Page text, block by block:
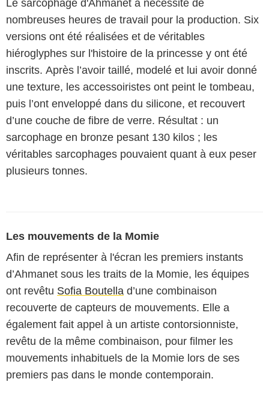
Le sarcophage d'Ahmanet a nécessité de
nombreuses heures de travail pour la production. Six
versions ont été réalisées et de véritables
hiéroglyphes sur l'histoire de la princesse y ont été
inscrits. Après l’avoir taillé, modelé et lui avoir donné
une texture, les accessoiristes ont peint le tombeau,
puis l’ont enveloppé dans du silicone, et recouvert
d’une couche de fibre de verre. Résultat : un
sarcophage en bronze pesant 130 kilos ; les
véritables sarcophages pouvaient quant à eux peser
plusieurs tonnes.
Les mouvements de la Momie
Afin de représenter à l'écran les premiers instants
d’Ahmanet sous les traits de la Momie, les équipes
ont revêtu Sofia Boutella d’une combinaison
recouverte de capteurs de mouvements. Elle a
également fait appel à un artiste contorsionniste,
revêtu de la même combinaison, pour filmer les
mouvements inhabituels de la Momie lors de ses
premiers pas dans le monde contemporain.